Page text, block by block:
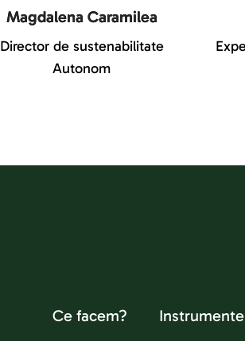
Magdalena Caramilea
Director de sustenabilitate
Autonom
Ce facem? Instrumente